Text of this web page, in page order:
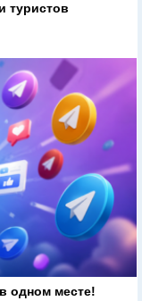
туристов
одном месте!